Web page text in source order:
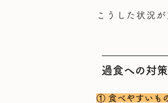
こうした状況が
過食への対策
① 食べやすいも